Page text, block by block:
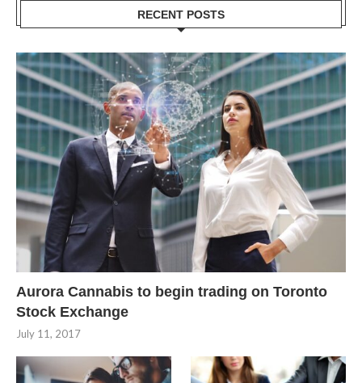
RECENT POSTS
Aurora Cannabis to begin trading on Toronto
Stock Exchange
July 11, 2017